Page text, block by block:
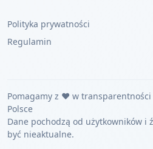
Polityka prywatności
Regulamin
Pomagamy z ❤️ w
Polsce
Dane pochodzą od użytkowników i
być nieaktualne.